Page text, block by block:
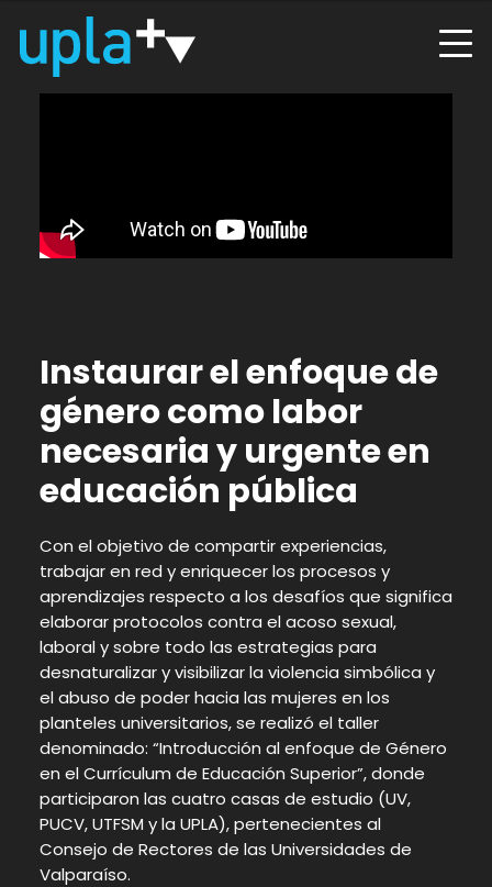
Instaurar el enfoque de
género como labor
necesaria y urgente en
educación pública
Con el objetivo de compartir experiencias,
trabajar en red y enriquecer los procesos y
aprendizajes respecto a los desafíos que significa
elaborar protocolos contra el acoso sexual,
laboral y sobre todo las estrategias para
desnaturalizar y visibilizar la violencia simbólica y
el abuso de poder hacia las mujeres en los
planteles universitarios, se realizó el taller
denominado: “Introducción al enfoque de Género
en el Currículum de Educación Superior”, donde
participaron las cuatro casas de estudio (UV,
PUCV, UTFSM y la UPLA), pertenecientes al
Consejo de Rectores de las Universidades de
Valparaíso.